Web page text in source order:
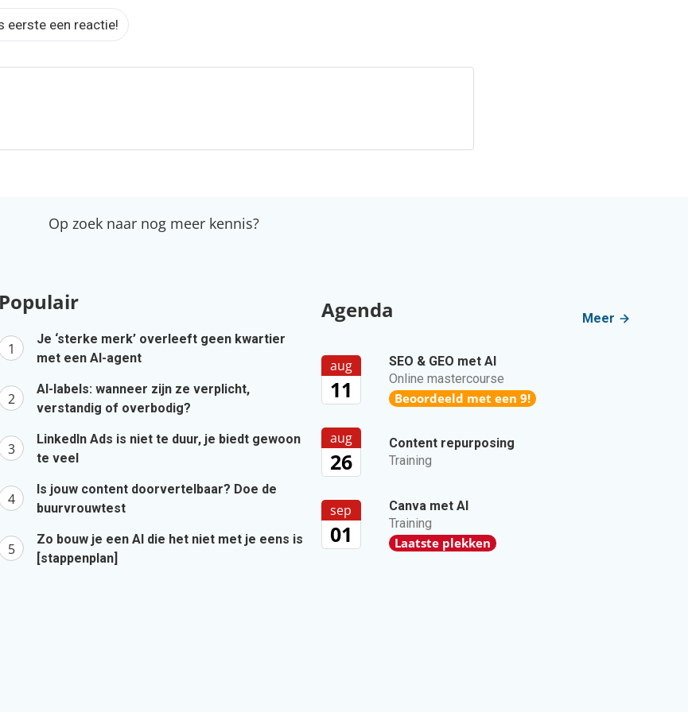
eerste een reactie!
Op zoek naar nog meer kennis?
Populair
Je ‘sterke merk’ overleeft geen kwartier
met een AI-agent
AI-labels: wanneer zijn ze verplicht,
verstandig of overbodig?
LinkedIn Ads is niet te duur, je biedt gewoon
te veel
Is jouw content doorvertelbaar? Doe de
buurvrouwtest
Zo bouw je een AI die het niet met je eens is
[stappenplan]
Agenda Meer
aug
11
SEO & GEO met AI
Online mastercourse
Beoordeeld met een 9!
aug
26
Content repurposing
Training
sep
01
Canva met AI
Training
Laatste plekken